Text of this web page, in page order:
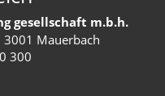
gesellschaft m.b.h.
3001 Mauerbach
300